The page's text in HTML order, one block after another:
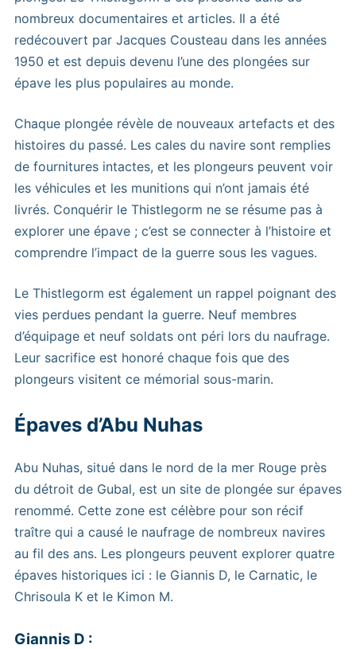
nombreux documentaires et articles. Il a été
redécouvert par Jacques Cousteau dans les années
1950 et est depuis devenu l’une des plongées sur
épave les plus populaires au monde.
Chaque plongée révèle de nouveaux artefacts et des
histoires du passé. Les cales du navire sont remplies
de fournitures intactes, et les plongeurs peuvent voir
les véhicules et les munitions qui n’ont jamais été
livrés. Conquérir le Thistlegorm ne se résume pas à
explorer une épave ; c’est se connecter à l’histoire et
comprendre l’impact de la guerre sous les vagues.
Le Thistlegorm est également un rappel poignant des
vies perdues pendant la guerre. Neuf membres
d’équipage et neuf soldats ont péri lors du naufrage.
Leur sacrifice est honoré chaque fois que des
plongeurs visitent ce mémorial sous-marin.
Épaves d’Abu Nuhas
Abu Nuhas, situé dans le nord de la mer Rouge près
du détroit de Gubal, est un site de plongée sur épaves
renommé. Cette zone est célèbre pour son récif
traître qui a causé le naufrage de nombreux navires
au fil des ans. Les plongeurs peuvent explorer quatre
épaves historiques ici : le Giannis D, le Carnatic, le
Chrisoula K et le Kimon M.
Giannis D :